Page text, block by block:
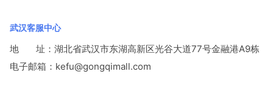
武汉客服中心
地 址： 湖北省武汉市东湖高新区光谷大道77号金融港A9栋
电子邮箱：kefu@gongqimall.com